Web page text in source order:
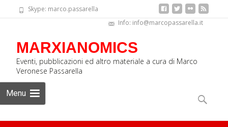
Skype: marco.passarella
Info: info@marcopassarella.it
MARXIANOMICS
Eventi, pubblicazioni ed altro materiale a cura di Marco
Veronese Passarella
Menu
to
content
Ricerca